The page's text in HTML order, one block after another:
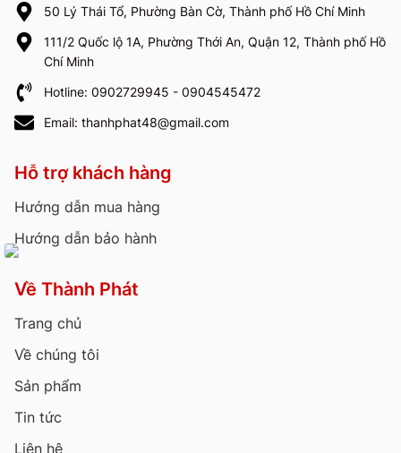
50 Lý Thái Tổ, Phường Bàn Cờ, Thành phố Hồ Chí Minh
111/2 Quốc lộ 1A, Phường Thới An, Quận 12, Thành phố Hồ
Chí Minh
Hotline: 0902729945 - 0904545472
Email: thanhphat48@gmail.com
Hỗ trợ khách hàng
Hướng dẫn mua hàng
Hướng dẫn bảo hành
Về Thành Phát
Trang chủ
Về chúng tôi
Sản phẩm
Tin tức
Liên hệ